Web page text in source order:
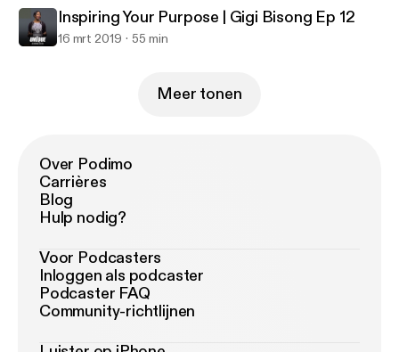
Inspiring Your Purpose | Gigi Bisong Ep 12
16 mrt 2019 55 min
Meer tonen
Over Podimo
Carrières
Blog
Hulp nodig?
Voor Podcasters
Inloggen als podcaster
Podcaster FAQ
Community-richtlijnen